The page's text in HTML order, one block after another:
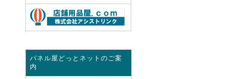
パネル屋どっとネットのご案
内